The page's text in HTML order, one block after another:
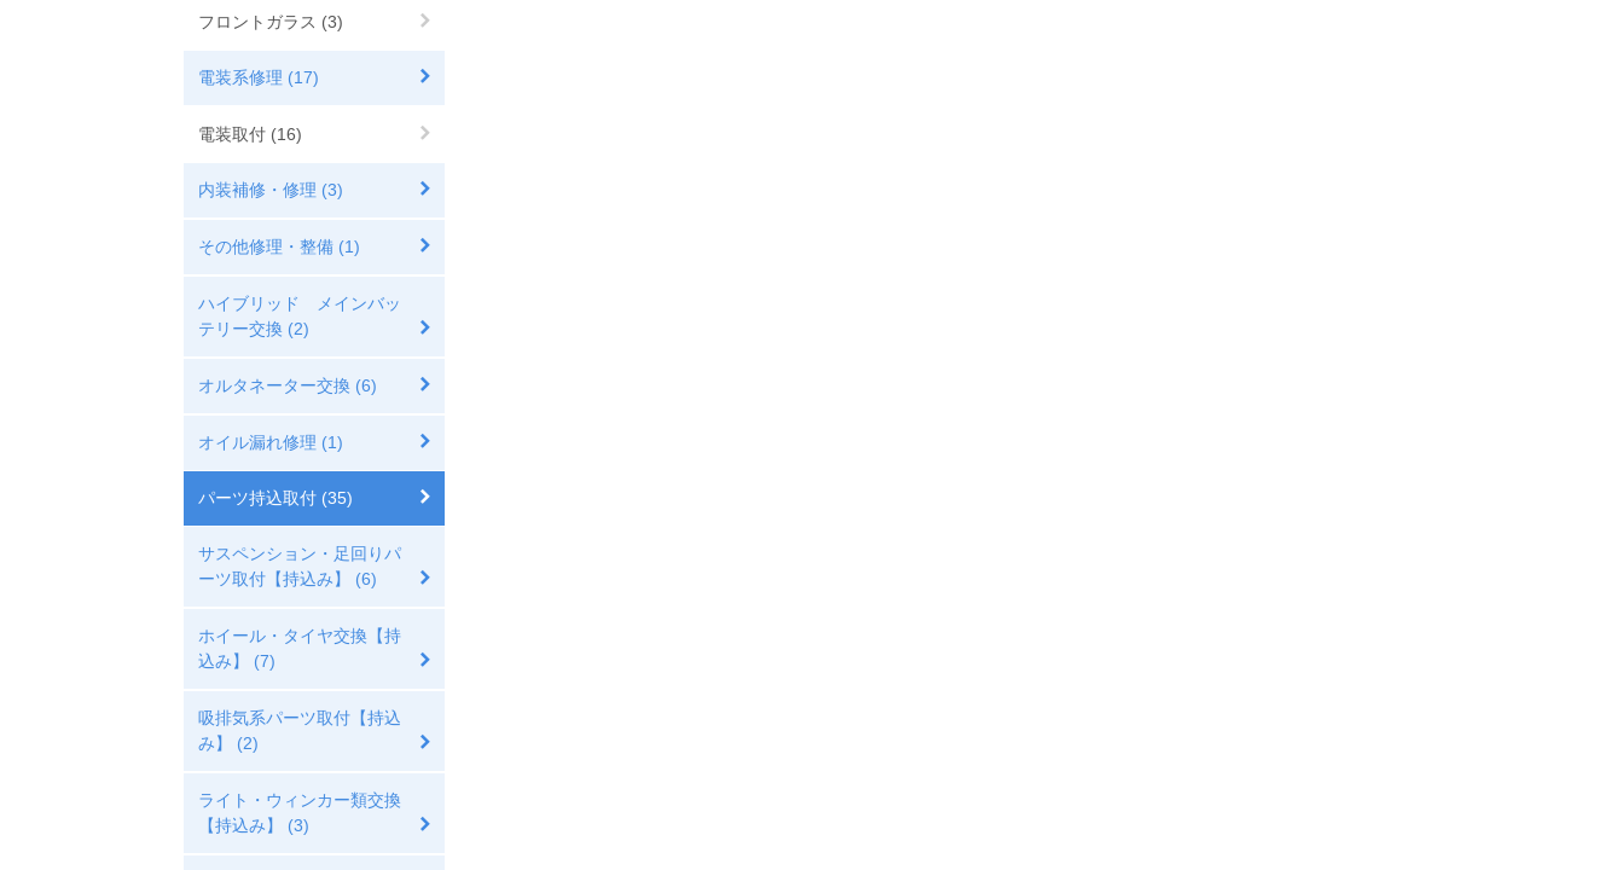
フロントガラス (3)
電装系修理 (17)
電装取付 (16)
内装補修・修理 (3)
その他修理・整備 (1)
ハイブリッド メインバッ
テリー交換 (2)
オルタネーター交換 (6)
オイル漏れ修理 (1)
パーツ持込取付 (35)
サスペンション・足回りパ
ーツ取付【持込み】 (6)
ホイール・タイヤ交換【持
込み】 (7)
吸排気系パーツ取付【持込
み】 (2)
ライト・ウィンカー類交換
【持込み】 (3)